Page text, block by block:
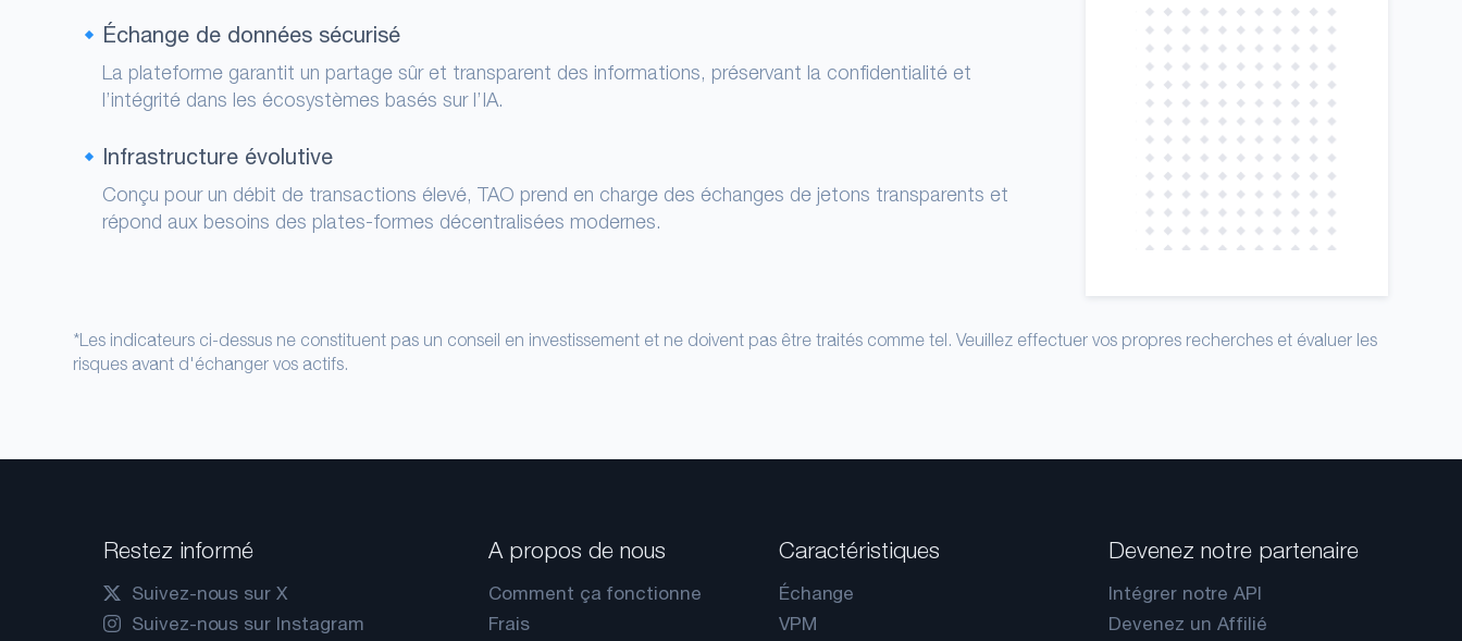
Échange de données sécurisé
La plateforme garantit un partage sûr et transparent des informations, préservant la confidentialité et
l’intégrité dans les écosystèmes basés sur l’IA.
Infrastructure évolutive
Conçu pour un débit de transactions élevé, TAO prend en charge des échanges de jetons transparents et
répond aux besoins des plates-formes décentralisées modernes.
*Les indicateurs ci-dessus ne constituent pas un conseil en investissement et ne doivent pas être traités comme tel. Veuillez effectuer vos propres recherches et évaluer les
risques avant d'échanger vos actifs.
Restez informé
Suivez-nous sur X
Suivez-nous sur Instagram
A propos de nous
Comment ça fonctionne
Frais
Caractéristiques
Échange
VPM
Devenez notre partenaire
Intégrer notre API
Devenez un Affilié